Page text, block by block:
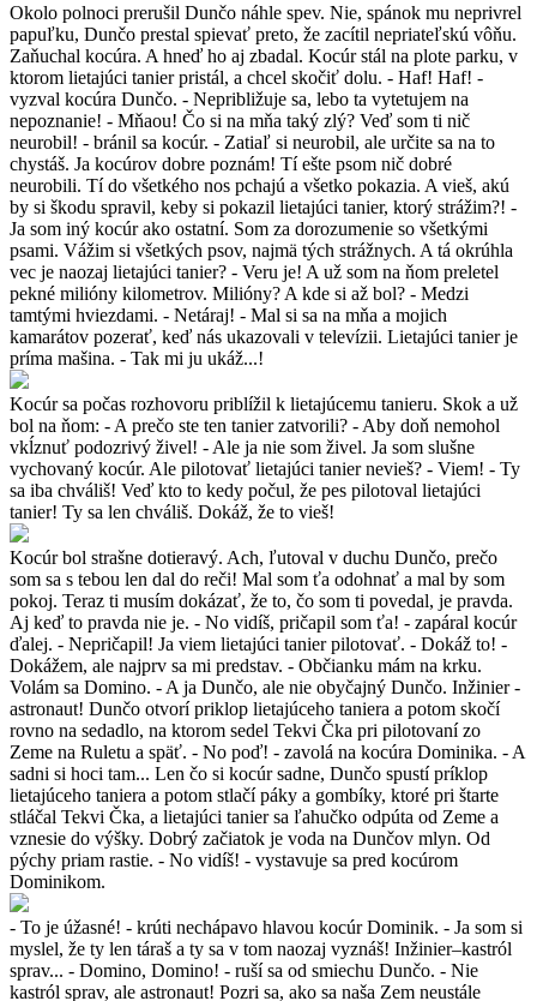
Okolo polnoci prerušil Dunčo náhle spev. Nie, spánok mu neprivrel
papuľku, Dunčo prestal spievať preto, že zacítil nepriateľskú vôňu.
Zaňuchal kocúra. A hneď ho aj zbadal. Kocúr stál na plote parku, v
ktorom lietajúci tanier pristál, a chcel skočiť dolu. - Haf! Haf! -
vyzval kocúra Dunčo. - Nepribližuje sa, lebo ta vytetujem na
nepoznanie! - Mňaou! Čo si na mňa taký zlý? Veď som ti nič
neurobil! - bránil sa kocúr. - Zatiaľ si neurobil, ale určite sa na to
chystáš. Ja kocúrov dobre poznám! Tí ešte psom nič dobré
neurobili. Tí do všetkého nos pchajú a všetko pokazia. A vieš, akú
by si škodu spravil, keby si pokazil lietajúci tanier, ktorý strážim?! -
Ja som iný kocúr ako ostatní. Som za dorozumenie so všetkými
psami. Vážim si všetkých psov, najmä tých strážnych. A tá okrúhla
vec je naozaj lietajúci tanier? - Veru je! A už som na ňom preletel
pekné milióny kilometrov. Milióny? A kde si až bol? - Medzi
tamtými hviezdami. - Netáraj! - Mal si sa na mňa a mojich
kamarátov pozerať, keď nás ukazovali v televízii. Lietajúci tanier je
príma mašina. - Tak mi ju ukáž...!
Kocúr sa počas rozhovoru priblížil k lietajúcemu tanieru. Skok a už
bol na ňom: - A prečo ste ten tanier zatvorili? - Aby doň nemohol
vkĺznuť podozrivý živel! - Ale ja nie som živel. Ja som slušne
vychovaný kocúr. Ale pilotovať lietajúci tanier nevieš? - Viem! - Ty
sa iba chváliš! Veď kto to kedy počul, že pes pilotoval lietajúci
tanier! Ty sa len chváliš. Dokáž, že to vieš!
Kocúr bol strašne dotieravý. Ach, ľutoval v duchu Dunčo, prečo
som sa s tebou len dal do reči! Mal som ťa odohnať a mal by som
pokoj. Teraz ti musím dokázať, že to, čo som ti povedal, je pravda.
Aj keď to pravda nie je. - No vidíš, pričapil som ťa! - zapáral kocúr
ďalej. - Nepričapil! Ja viem lietajúci tanier pilotovať. - Dokáž to! -
Dokážem, ale najprv sa mi predstav. - Občianku mám na krku.
Volám sa Domino. - A ja Dunčo, ale nie obyčajný Dunčo. Inžinier -
astronaut! Dunčo otvorí priklop lietajúceho taniera a potom skočí
rovno na sedadlo, na ktorom sedel Tekvi Čka pri pilotovaní zo
Zeme na Ruletu a späť. - No poď! - zavolá na kocúra Dominika. - A
sadni si hoci tam... Len čo si kocúr sadne, Dunčo spustí príklop
lietajúceho taniera a potom stlačí páky a gombíky, ktoré pri štarte
stláčal Tekvi Čka, a lietajúci tanier sa ľahučko odpúta od Zeme a
vznesie do výšky. Dobrý začiatok je voda na Dunčov mlyn. Od
pýchy priam rastie. - No vidíš! - vystavuje sa pred kocúrom
Dominikom.
- To je úžasné! - krúti nechápavo hlavou kocúr Dominik. - Ja som si
myslel, že ty len táraš a ty sa v tom naozaj vyznáš! Inžinier–kastról
sprav... - Domino, Domino! - ruší sa od smiechu Dunčo. - Nie
kastról sprav, ale astronaut! Pozri sa, ako sa naša Zem neustále